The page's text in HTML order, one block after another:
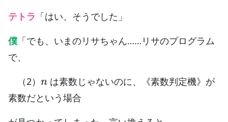
テトラ 「はい、そうでした」
僕 「でも、いまのリサちゃん……リサのプログラム
で、
（2）
は素数じゃないのに、《素数判定機》が
素数だという場合